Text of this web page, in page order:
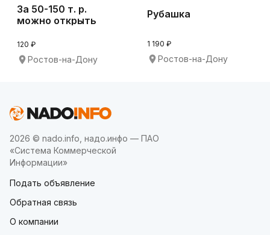
За 50-150 т. р.
можно открыть
хенд!
120 ₽
Ростов-на-Дону
Рубашка
1 190 ₽
Ростов-на-Дону
2026 © nado.info, надо.инфо — ПАО
«Система Коммерческой
Информации»
Подать объявление
Обратная связь
О компании